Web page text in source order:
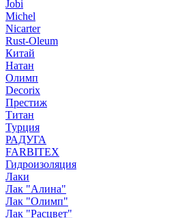
Jobi
Michel
Nicarter
Rust-Oleum
Китай
Натан
Олимп
Decorix
Престиж
Титан
Турция
РАДУГА
FARBITEX
Гидроизоляция
Лаки
Лак "Алина"
Лак "Олимп"
Лак "Расцвет"